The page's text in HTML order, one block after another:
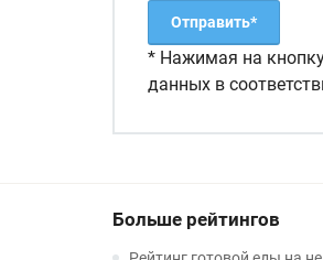
* Нажимая на
данных в
Больше рейтингов